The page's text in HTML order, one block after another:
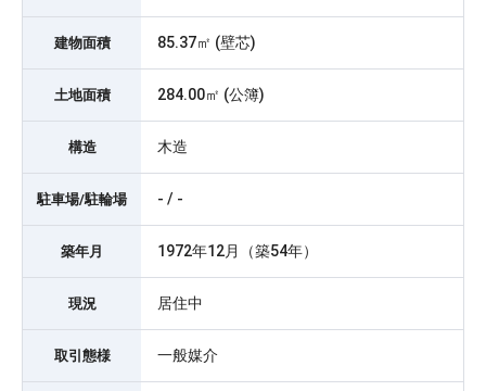
建物面積 85.37㎡ (壁芯)
土地面積 284.00㎡ (公簿)
構造 木造
駐車場/駐輪場 - / -
築年月 1972年12月（築54年）
現況 居住中
取引態様 一般媒介